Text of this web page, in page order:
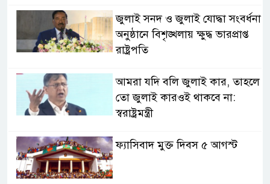
জুলাই সনদ ও জুলাই যোদ্ধা সংবর্ধনা
অনুষ্ঠানে বিশৃঙ্খলায় ক্ষুদ্ধ ভারপ্রাপ্ত
রাষ্ট্রপতি
আমরা যদি বলি জুলাই কার, তাহলে
তো জুলাই কারওই থাকবে না:
স্বরাষ্ট্রমন্ত্রী
ফ্যাসিবাদ মুক্ত দিবস ৫ আগস্ট